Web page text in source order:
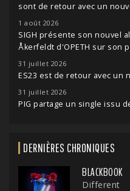
sont de retour avec un
1 août 2026
SIGH présente son nouvel
Åkerfeldt d'OPETH sur son
31 juillet 2026
ES23 est de retour avec un
31 juillet 2026
PIG partage un single issu
DERNIÈRES CHRONIQUES
BLACKBOOK
Different